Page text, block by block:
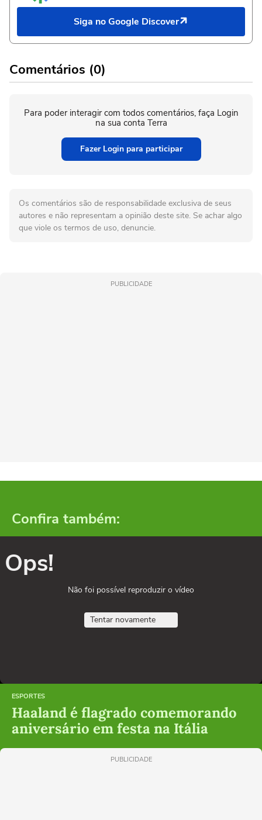
Siga no Google Discover
Comentários (0)
Para poder interagir com todos comentários, faça Login
na sua conta Terra
Fazer Login para participar
Os comentários são de responsabilidade exclusiva de seus
autores e não representam a opinião deste site. Se achar algo
que viole os termos de uso, denuncie.
PUBLICIDADE
Confira também:
Ops!
Não foi possível reproduzir o vídeo
Tentar novamente
ESPORTES
Haaland é flagrado comemorando
aniversário em festa na Itália
PUBLICIDADE